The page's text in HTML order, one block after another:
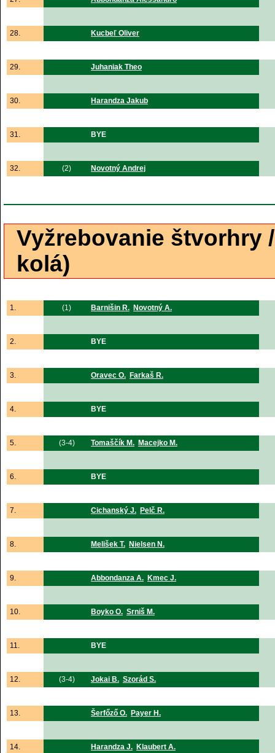
28. Kucbeľ Oliver
29. Juhaniak Theo
30. Harandza Jakub
31. BYE
32. (2) Novotný Andrej
Vyžrebovanie štvorhry
kolá)
1. (1) Barnišin R. Novotný A.
2. BYE
3. Oravec O. Farkaš R.
4. BYE
5. (3-4) Tomaščík M. Macejko M.
6. BYE
7. Cichanský J. Pelč R.
8. Melišek T. Nielsen N.
9. Abbondanza A. Kmec J.
10. Boyko O. Srniš M.
11. BYE
12. (3-4) Jokai B. Szorád S.
13. Šerfőző O. Payer H.
14. Harandza J. Klaubert A.